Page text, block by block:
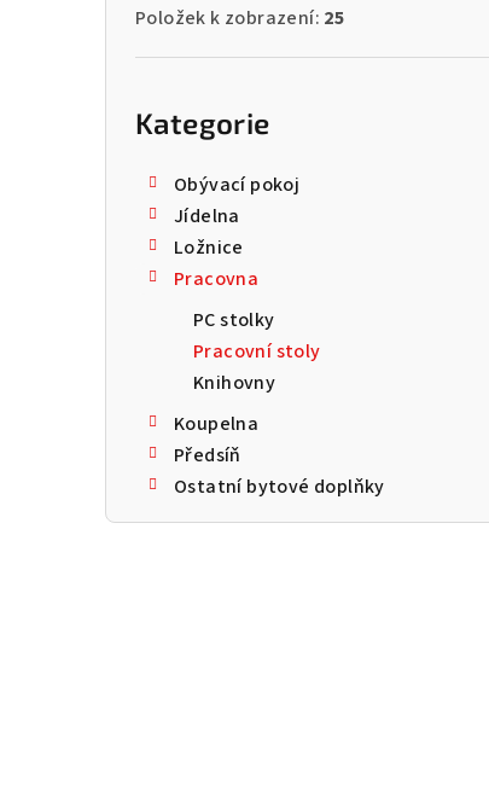
Položek k zobrazení: 25
Kategorie
Obývací pokoj
Jídelna
Ložnice
Pracovna
PC stolky
Pracovní stoly
Knihovny
Koupelna
Předsíň
Ostatní bytové doplňky